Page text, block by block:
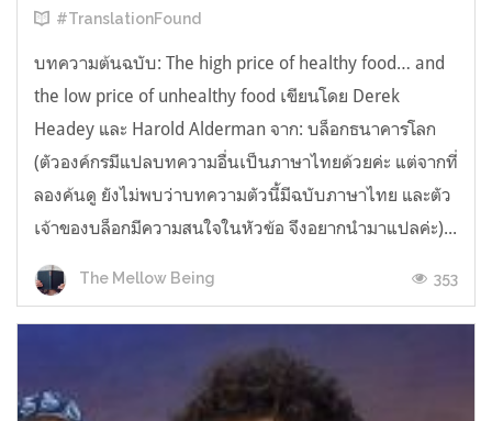
#TranslationFound
บทความต้นฉบับ: The high price of healthy food… and
the low price of unhealthy food เขียนโดย Derek
Headey และ Harold Alderman จาก: บล็อกธนาคารโลก
(ตัวองค์กรมีแปลบทความอื่นเป็นภาษาไทยด้วยค่ะ แต่จากที่
ลองค้นดู ยังไม่พบว่าบทความตัวนี้มีฉบับภาษาไทย และตัว
เจ้าของบล็อกมีความสนใจในหัวข้อ จึงอยากนำมาแปลค่ะ)...
The Mellow Being 353